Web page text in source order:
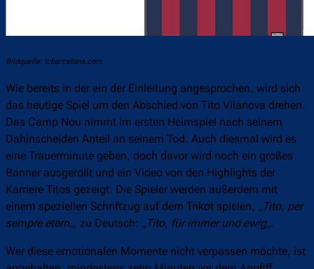
Bildquelle: fcbarcelona.com
Wie bereits in der ein der Einleitung angesprochen, wird sich
das heutige Spiel um den Abschied von Tito Vilanova drehen.
Das Camp Nou nimmt im ersten Heimspiel nach seinem
Dahinscheiden Anteil an seinem Tod. Auch diesmal wird es
eine Trauerminute geben, doch davor wird noch ein großes
Banner ausgerollt und ein Video von den Highlights der
Karriere Titos gezeigt. Die Spieler werden außerdem mit
einem speziellen Schriftzug auf dem Trikot spielen, „Tito, per
sempre etern„, zu Deutsch: „Tito, für immer und ewig„.
Wer diese emotionalen Momente nicht verpassen möchte, ist